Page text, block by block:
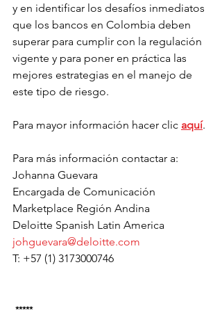
y en identificar los desafíos inmediatos
que los bancos en Colombia deben
superar para cumplir con la regulación
vigente y para poner en práctica las
mejores estrategias en el manejo de
este tipo de riesgo.
Para mayor información hacer clic aquí.
Para más información contactar a:
Johanna Guevara
Encargada de Comunicación
Marketplace Región Andina
Deloitte Spanish Latin America
johguevara@deloitte.com
T: +57 (1) 3173000746
*****